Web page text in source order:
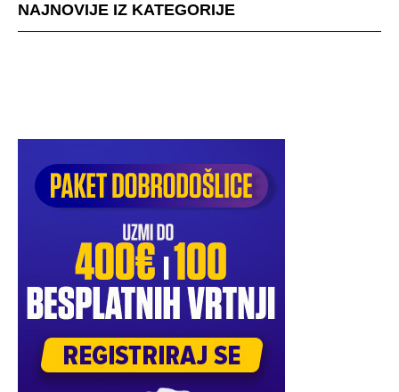
NAJNOVIJE IZ KATEGORIJE